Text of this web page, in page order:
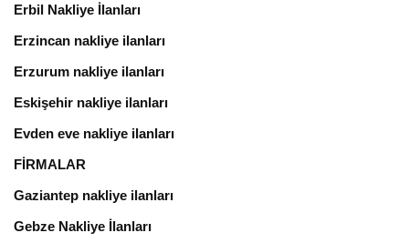
Erbil Nakliye İlanları
Erzincan nakliye ilanları
Erzurum nakliye ilanları
Eskişehir nakliye ilanları
Evden eve nakliye ilanları
FİRMALAR
Gaziantep nakliye ilanları
Gebze Nakliye İlanları